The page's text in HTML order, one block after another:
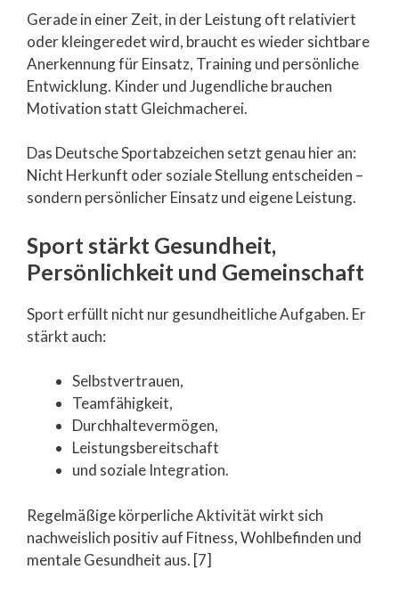
Gerade in einer Zeit, in der Leistung oft relativiert
oder kleingeredet wird, braucht es wieder sichtbare
Anerkennung für Einsatz, Training und persönliche
Entwicklung. Kinder und Jugendliche brauchen
Motivation statt Gleichmacherei.
Das Deutsche Sportabzeichen setzt genau hier an:
Nicht Herkunft oder soziale Stellung entscheiden –
sondern persönlicher Einsatz und eigene Leistung.
Sport stärkt Gesundheit,
Persönlichkeit und Gemeinschaft
Sport erfüllt nicht nur gesundheitliche Aufgaben. Er
stärkt auch:
Selbstvertrauen,
Teamfähigkeit,
Durchhaltevermögen,
Leistungsbereitschaft
und soziale Integration.
Regelmäßige körperliche Aktivität wirkt sich
nachweislich positiv auf Fitness, Wohlbefinden und
mentale Gesundheit aus. [7]